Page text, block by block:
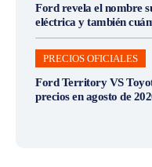
Ford revela el nombre
eléctrica y también
PRECIOS OFICIALES
Ford Territory VS
precios en agosto de